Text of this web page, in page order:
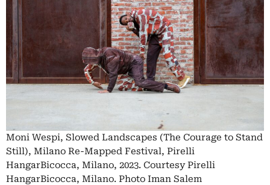
Moni Wespi, Slowed Landscapes (The Courage to Stand
Still), Milano Re-Mapped Festival, Pirelli
HangarBicocca, Milano, 2023. Courtesy Pirelli
HangarBicocca, Milano. Photo Iman Salem